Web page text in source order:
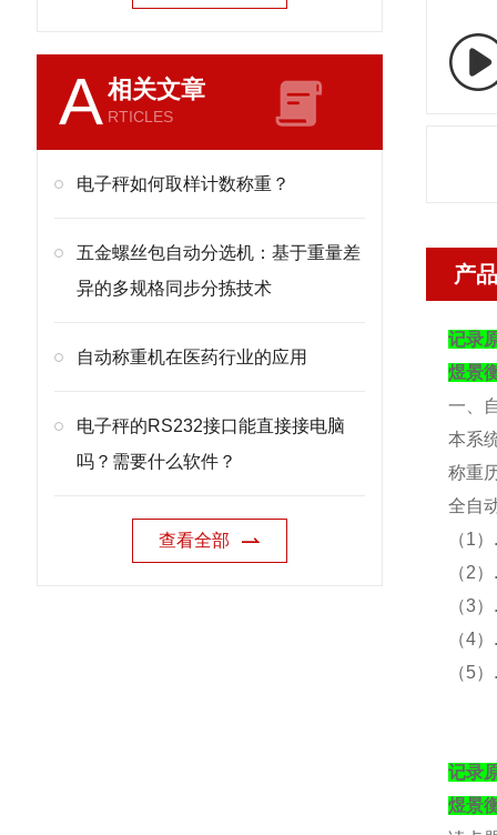
A相关文章
RTICLES
电子秤如何取样计数称重？
五金螺丝包自动分选机：基于重量差
异的多规格同步分拣技术
自动称重机在医药行业的应用
电子秤的RS232接口能直接接电脑
吗？需要什么软件？
查看全部
产
记录
煜景
一、
本系
称重
全自
（1
（2
（3）
（4）
（5
记录
煜景